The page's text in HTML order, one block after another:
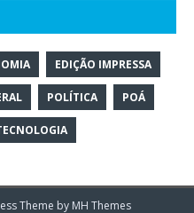
EDIÇÃO IMPRESSA
POLÍTICA POÁ
Theme by MH Themes